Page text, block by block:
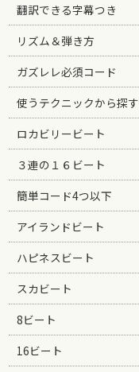
翻訳できる字幕つき
リズム＆弾き方
ガズレレ必須コード
使うテクニックから探す
ロカビリービート
３連の１６ビート
簡単コード4つ以下
アイランドビート
ハピネスビート
スカビート
8ビート
16ビート